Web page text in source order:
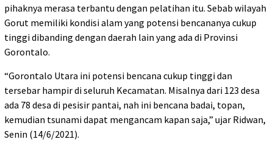
pihaknya merasa terbantu dengan pelatihan itu. Sebab wilayah
Gorut memiliki kondisi alam yang potensi bencananya cukup
tinggi dibanding dengan daerah lain yang ada di Provinsi
Gorontalo.
“Gorontalo Utara ini potensi bencana cukup tinggi dan
tersebar hampir di seluruh Kecamatan. Misalnya dari 123 desa
ada 78 desa di pesisir pantai, nah ini bencana badai, topan,
kemudian tsunami dapat mengancam kapan saja,” ujar Ridwan,
Senin (14/6/2021).